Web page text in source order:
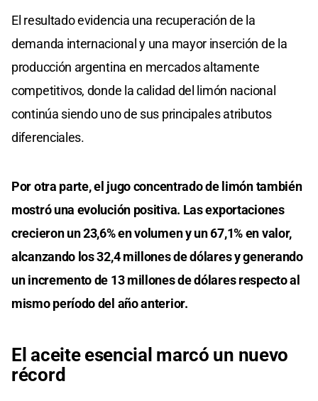
El resultado evidencia una recuperación de la
demanda internacional y una mayor inserción de la
producción argentina en mercados altamente
competitivos, donde la calidad del limón nacional
continúa siendo uno de sus principales atributos
diferenciales.
Por otra parte, el jugo concentrado de limón también
mostró una evolución positiva. Las exportaciones
crecieron un 23,6% en volumen y un 67,1% en valor,
alcanzando los 32,4 millones de dólares y generando
un incremento de 13 millones de dólares respecto al
mismo período del año anterior.
El aceite esencial marcó un nuevo
récord